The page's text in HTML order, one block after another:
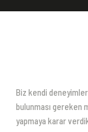
Biz kendi
bulunması gereken
yapmaya karar